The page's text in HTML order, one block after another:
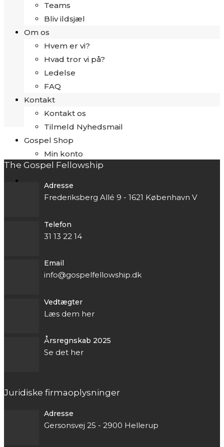
Teams
Bliv ildsjæl
Om os
Hvem er vi?
Hvad tror vi på?
Ledelse
FAQ
Kontakt
Kontakt os
Tilmeld Nyhedsmail
Gospel Shop
Min konto
The Gospel Fellowship
Adresse
Frederiksberg Allé 9 - 1621 København V
Telefon
31 13 22 14
Email
info@gospelfellowship.dk
Vedtægter
Læs dem her
Årsregnskab 2025
Se det her
Juridiske firmaoplysninger
Adresse
Gersonsvej 25 - 2900 Hellerup